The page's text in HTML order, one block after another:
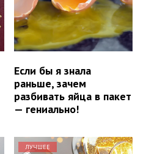
Если бы я знала
раньше, зачем
разбивать яйца в пакет
— гениально!
ЛУЧШЕЕ